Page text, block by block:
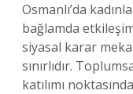
Osmanlı’da
bağlamda
siyasal karar
sınırlıdır.
katılımı